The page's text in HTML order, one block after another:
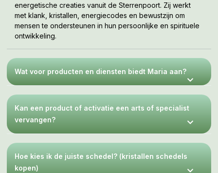
energetische creaties vanuit de Sterrenpoort. Zij werkt
met klank, kristallen, energiecodes en bewustzijn om
mensen te ondersteunen in hun persoonlijke en spirituele
ontwikkeling.
Wat voor producten en diensten biedt Maria aan?
Kan een product of activatie een arts of specialist
vervangen?
Hoe kies ik de juiste schedel? (kristallen schedels
kopen)